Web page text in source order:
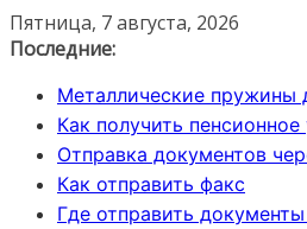
Перейти
к
Пятница, 7 августа, 2026
Последние:
Металлические пружины
Как получить
Отправка документов
Как отправить факс
Где отправить